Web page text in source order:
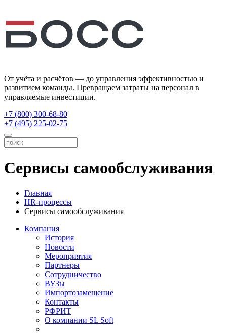
От учёта и расчётов — до управления эффективностью и
развитием команды. Превращаем затраты на персонал в
управляемые инвестиции.
+7 (800) 300-68-80
+7 (495) 225-02-75
Сервисы самообслуживания
Главная
HR-процессы
Сервисы самообслуживания
Компания
История
Новости
Мероприятия
Партнеры
Сотрудничество
ВУЗы
Импортозамещение
Контакты
РФРИТ
О компании SL Soft